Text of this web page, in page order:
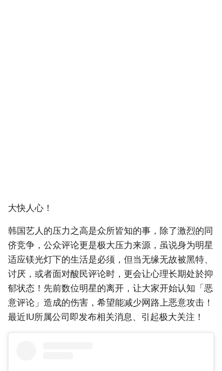
大快人心！
韩国艺人的压力之高是众所皆知的事，除了激烈的同
侪竞争，公众评论更是极大压力来源，虽说身为明星
适应镁光灯下的生活是必须，但当无缘无故被黑特、
讨厌，或者面对酸民评论时，更会让心理长期处於抑
郁状态！先前数位明星的离开，让大家开始认知「恶
意评论」造成的伤害，希望能减少网路上恶意攻击！
最近IU所属公司即发布相关消息、引起极大关注！